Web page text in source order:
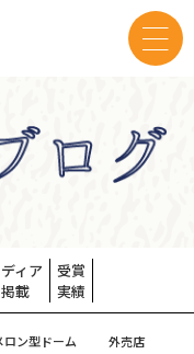
ィア
掲載
受賞
実績
ロン型ドーム 外売店